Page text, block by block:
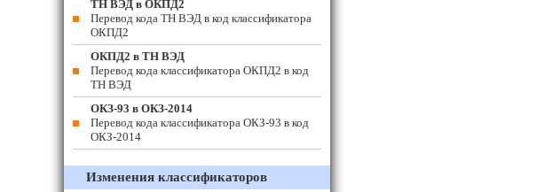
ТН ВЭД в ОКПД2
Перевод кода ТН ВЭД в код классификатора
ОКПД2
ОКПД2 в ТН ВЭД
Перевод кода классификатора ОКПД2 в код
ТН ВЭД
ОКЗ-93 в ОКЗ-2014
Перевод кода классификатора ОКЗ-93 в код
ОКЗ-2014
Изменения классификаторов